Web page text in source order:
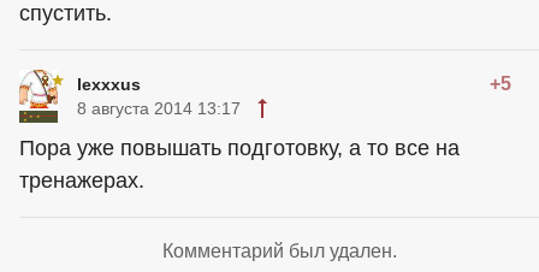
спустить.
lexxxus +5
8 августа 2014 13:17
Пора уже повышать подготовку, а то все на
тренажерах.
Комментарий был удален.